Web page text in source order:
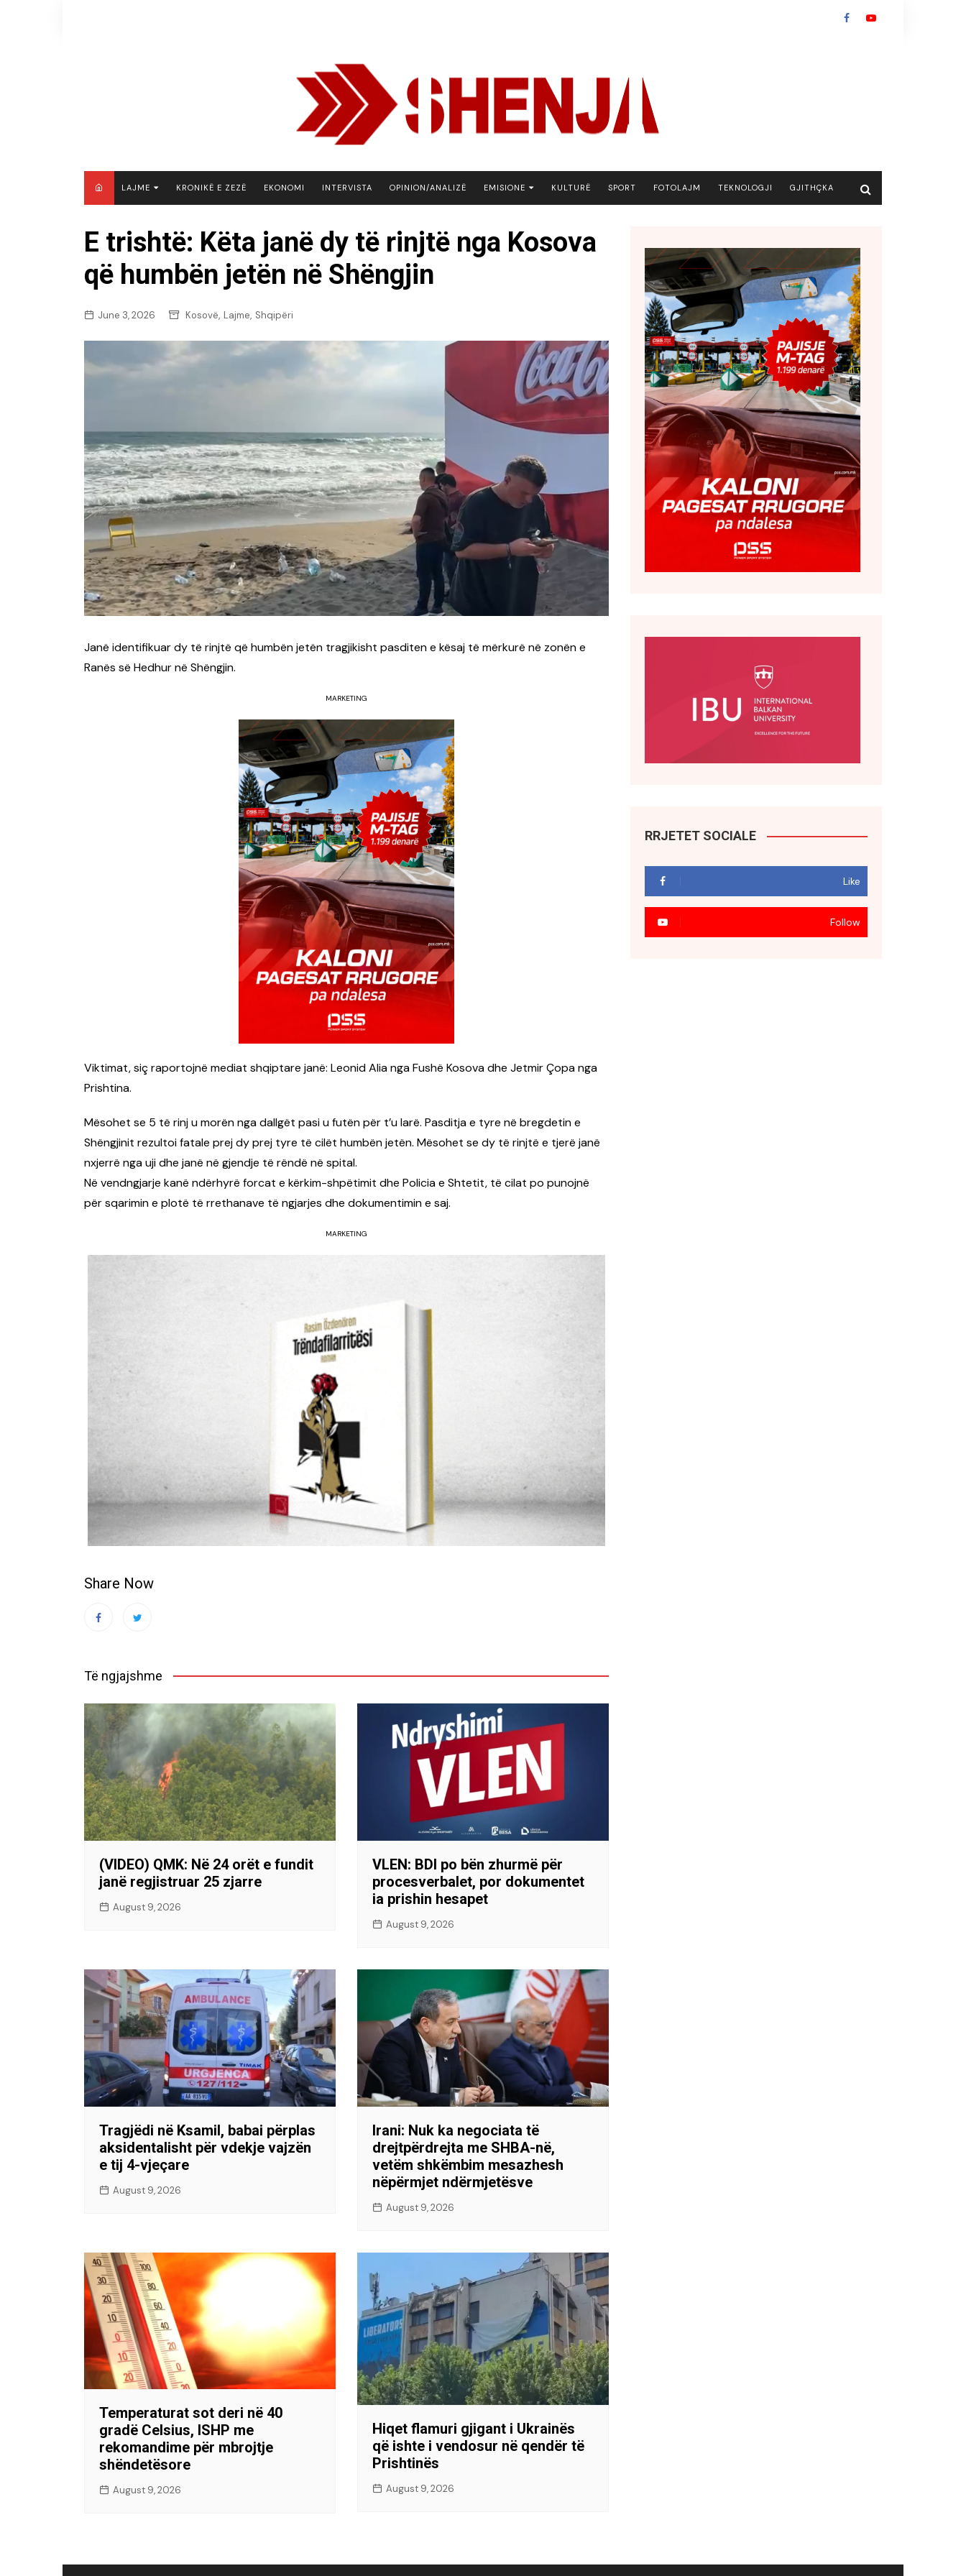
LAJME
KOSOVË
SHQIPËRI
BOTË
KRONIKË E ZEZË EKONOMI INTERVISTA OPINION/ANALIZË EMISIONE
BOTA NE FOKUS
GJURMË
INTERVISTA EMISION
KONAKU
KU E KISHIM FJALEN
LIGJERATE FETARE
PARADITE ME NE
PIKËPAMJE
RECETA E DITES
RELAKS
RETRO JAVORE
KULTURË SPORT FOTOLAJM TEKNOLOGJI GJITHÇKA
E trishtë: Këta janë dy të rinjtë nga Kosova
që humbën jetën në Shëngjin
June 3, 2026 Kosovë, Lajme, Shqipëri
Janë identifikuar dy të rinjtë që humbën jetën tragjikisht pasditen e kësaj të mërkurë në zonën e
Ranës së Hedhur në Shëngjin.
MARKETING
Viktimat, siç raportojnë mediat shqiptare janë: Leonid Alia nga Fushë Kosova dhe Jetmir Çopa nga
Prishtina.
Mësohet se 5 të rinj u morën nga dallgët pasi u futën për t’u larë. Pasditja e tyre në bregdetin e
Shëngjinit rezultoi fatale prej dy prej tyre të cilët humbën jetën. Mësohet se dy të rinjtë e tjerë janë
nxjerrë nga uji dhe janë në gjendje të rëndë në spital.
Në vendngjarje kanë ndërhyrë forcat e kërkim-shpëtimit dhe Policia e Shtetit, të cilat po punojnë
për sqarimin e plotë të rrethanave të ngjarjes dhe dokumentimin e saj.
MARKETING
Share Now
Të ngjajshme
(VIDEO) QMK: Në 24 orët e fundit
janë regjistruar 25 zjarre
August 9, 2026
VLEN: BDI po bën zhurmë për
procesverbalet, por dokumentet
ia prishin hesapet
August 9, 2026
Tragjëdi në Ksamil, babai përplas
aksidentalisht për vdekje vajzën
e tij 4-vjeçare
August 9, 2026
Irani: Nuk ka negociata të
drejtpërdrejta me SHBA-në,
vetëm shkëmbim mesazhesh
nëpërmjet ndërmjetësve
August 9, 2026
Temperaturat sot deri në 40
gradë Celsius, ISHP me
rekomandime për mbrojtje
shëndetësore
August 9, 2026
Hiqet flamuri gjigant i Ukrainës
që ishte i vendosur në qendër të
Prishtinës
August 9, 2026
RRJETET SOCIALE
Like
Follow